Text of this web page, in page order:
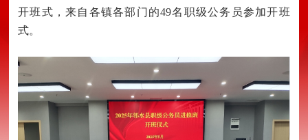
开班式，来自各镇各部门的49名职级公务员参加开班
式。